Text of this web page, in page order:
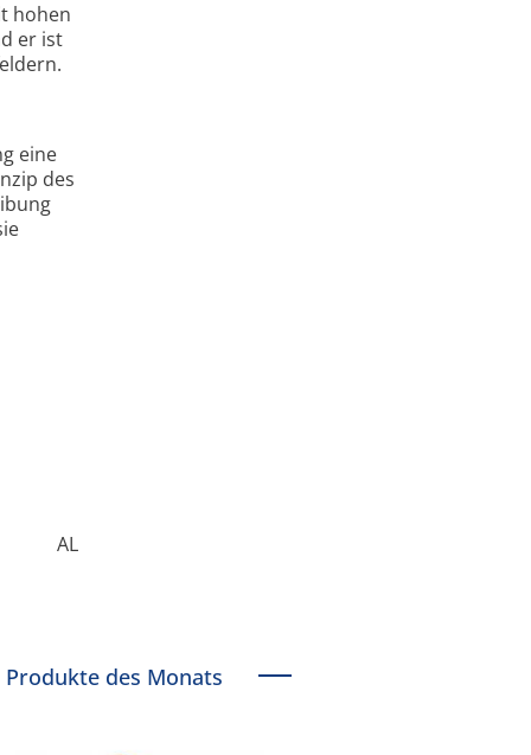
hohen
er ist
eine
des
AL
Produkte des Monats